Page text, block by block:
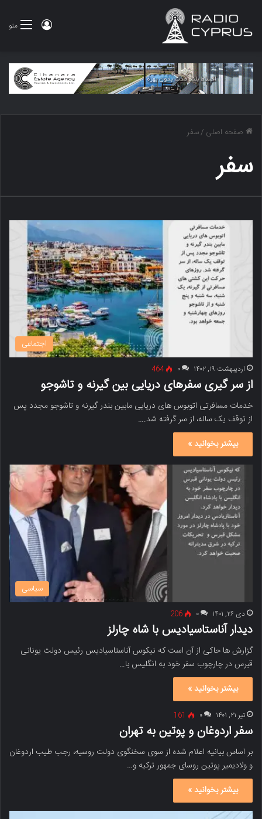
منو ورود
صفحه اصلی /سفر
سفر
اجتماعی
اردیبهشت ۱۹, ۱۴۰۲ ۰ 464
از سر گیری سفرهای دریایی بین گیرنه و تاشوجو
خدمات مسافرتی اتوبوس های دریایی مابین بندر گیرنه و تاشوجو مجدد پس
از توقف یک ساله، از سر گرفته شد.…
بیشتر بخوانید »
سیاسی
دی ۲۶, ۱۴۰۱ ۰ 206
دیدار آناستاسیادیس با شاه چارلز
گزارش ها حاکی از آن است که نیکوس آناستاسیادیس رئیس دولت یونانی
قبرس در چارچوب سفر خود به انگلیس با…
بیشتر بخوانید »
تیر ۲۱, ۱۴۰۱ ۰ 161
سفر اردوغان و پوتین به تهران
بر اساس بیانیه اعلام شده از سوی سخنگوی دولت روسیه، رجب طیب اردوغان
و ولادیمیر پوتین روسای جمهور ترکیه و…
بیشتر بخوانید »